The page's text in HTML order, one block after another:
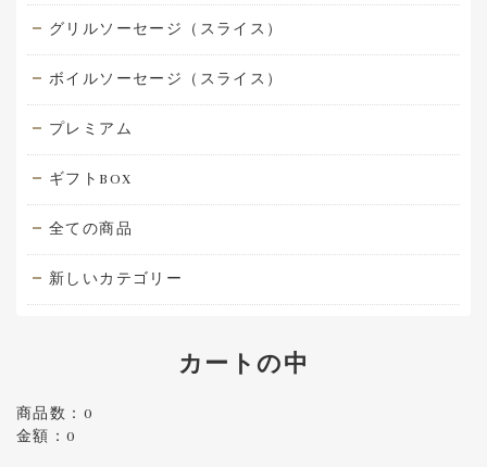
グリルソーセージ（スライス）
ボイルソーセージ（スライス）
プレミアム
ギフトBOX
全ての商品
新しいカテゴリー
カートの中
商品数：0
金額：0